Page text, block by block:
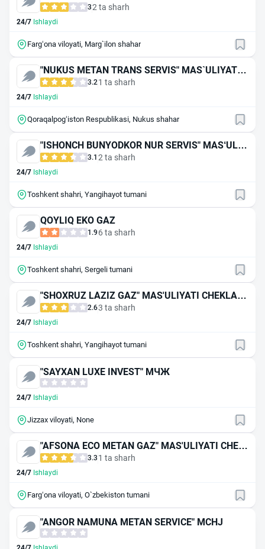
EKLANGAN JAMIYAT (АСФОНА-54)
32 ta sharh
24/7 Ishlaydi
Farg‘ona viloyati, Marg`ilon shahar
"NUKUS METAN TRANS SERVIS" MAS`ULIYATI C
HEKLANGAN JAMIYAT
3.2 1 ta sharh
24/7 Ishlaydi
Qoraqalpog‘iston Respublikasi, Nukus shahar
"ISHONCH BUNYODKOR NUR SERVIS" MAS‘ULIY
ATI CHEKLANGAN JAMIYATI
3.1 2 ta sharh
24/7 Ishlaydi
Toshkent shahri, Yangihayot tumani
QOYLIQ EKO GAZ
1.9 6 ta sharh
24/7 Ishlaydi
Toshkent shahri, Sergeli tumani
"SHOXRUZ LAZIZ GAZ" MAS'ULIYATI CHEKLAN
GAN JAMIYAT
2.63 ta sharh
24/7 Ishlaydi
Toshkent shahri, Yangihayot tumani
"SAYXAN LUXE INVEST" МЧЖ
24/7 Ishlaydi
Jizzax viloyati, None
"AFSONA ECO METAN GAZ" MAS'ULIYATI CHEK
LANGAN JAMIYAT
3.3 1 ta sharh
24/7 Ishlaydi
Farg‘ona viloyati, O`zbekiston tumani
"ANGOR NAMUNA METAN SERVICE" MCHJ